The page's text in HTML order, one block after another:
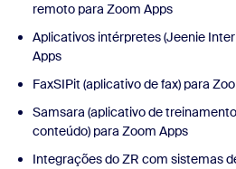
remoto para Zoom Apps
Aplicativos intérpretes (Jeenie
Apps
FaxSIPit (aplicativo de fax) para
Samsara (aplicativo de
conteúdo) para Zoom Apps
Integrações do ZR com sistemas